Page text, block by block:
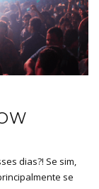
dias?! Se sim,
se